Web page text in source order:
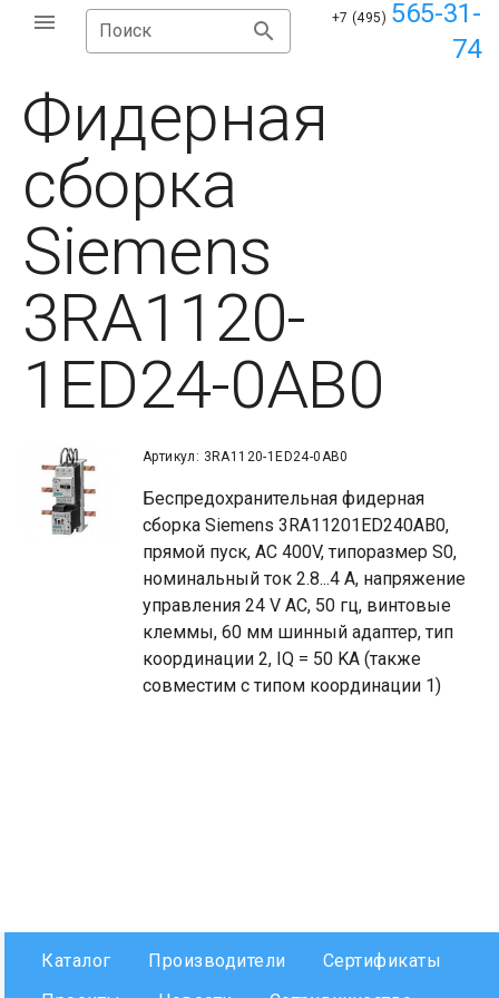
Поиск
+7 (495) 565-31-
74
Фидерная
сборка
Siemens
3RA1120-
1ED24-0AB0
Артикул: 3RA1120-1ED24-0AB0
Беспредохранительная фидерная
сборка Siemens 3RA11201ED240AB0,
прямой пуск, AC 400V, типоразмер S0,
номинальный ток 2.8...4 A, напряжение
управления 24 V AC, 50 гц, винтовые
клеммы, 60 мм шинный адаптер, тип
координации 2, IQ = 50 KA (также
совместим с типом координации 1)
Каталог Производители
Сертификаты